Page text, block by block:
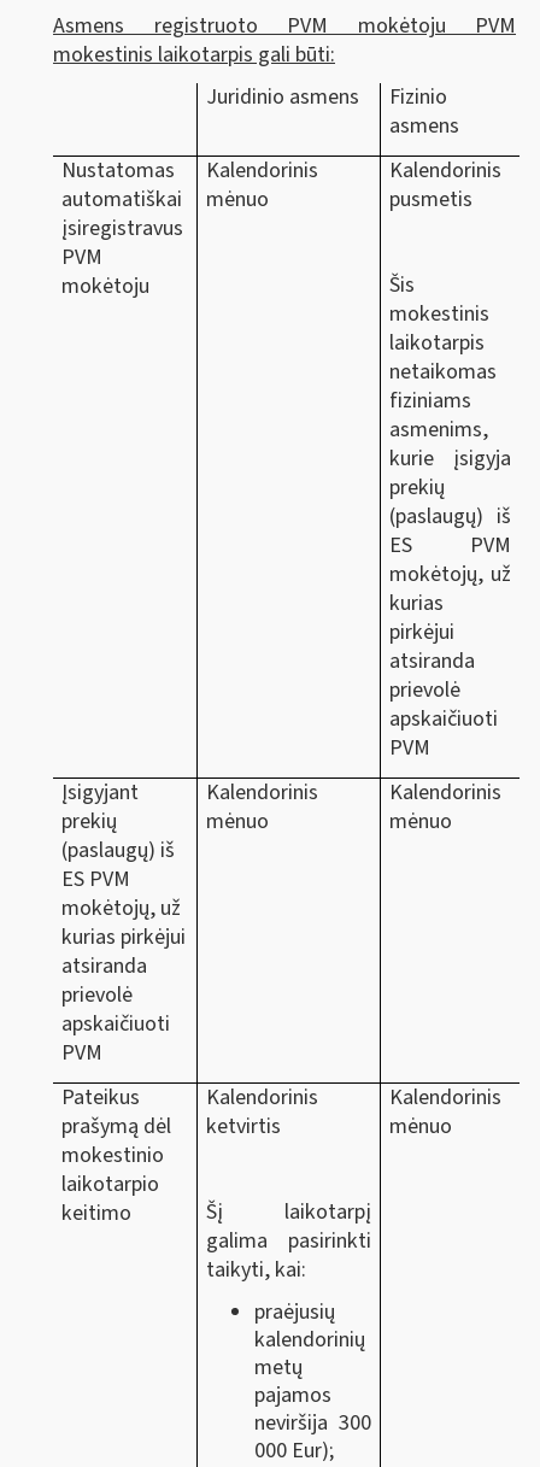
Asmens registruoto PVM mokėtoju PVM
mokestinis laikotarpis gali būti:
Juridinio asmens
Fizinio
asmens
Nustatomas
automatiškai
įsiregistravus
PVM
mokėtoju
Kalendorinis
mėnuo
Kalendorinis
pusmetis
Šis
mokestinis
laikotarpis
netaikomas
fiziniams
asmenims,
kurie įsigyja
prekių
(paslaugų) iš
ES PVM
mokėtojų, už
kurias
pirkėjui
atsiranda
prievolė
apskaičiuoti
PVM
Įsigyjant
prekių
(paslaugų) iš
ES PVM
mokėtojų, už
kurias pirkėjui
atsiranda
prievolė
apskaičiuoti
PVM
Kalendorinis
mėnuo
Kalendorinis
mėnuo
Pateikus
prašymą dėl
mokestinio
laikotarpio
keitimo
Kalendorinis
ketvirtis
Šį laikotarpį
galima pasirinkti
taikyti, kai:
praėjusių
kalendorinių
metų
pajamos
neviršija 300
000 Eur);
Kalendorinis
mėnuo